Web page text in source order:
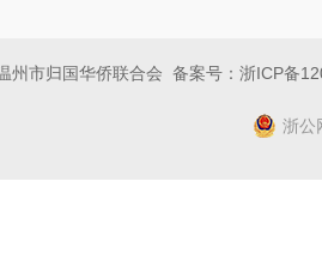
州市归国华侨联合会 备案号： 浙ICP备
浙公